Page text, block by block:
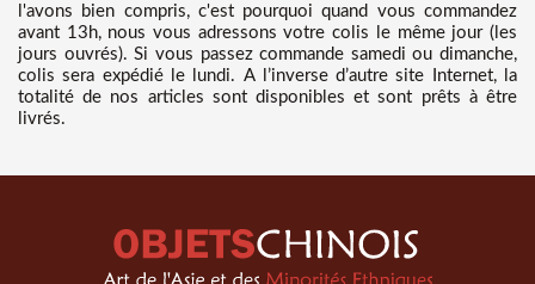
l'avons bien compris, c'est pourquoi quand vous commandez
avant 13h, nous vous adressons votre colis le même jour (les
jours ouvrés). Si vous passez commande samedi ou dimanche,
colis sera expédié le lundi. A l’inverse d’autre site Internet, la
totalité de nos articles sont disponibles et sont prêts à être
livrés.